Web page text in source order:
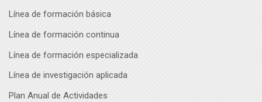
Línea de formación básica
Línea de formación continua
Línea de formación especializada
Línea de investigación aplicada
Plan Anual de Actividades